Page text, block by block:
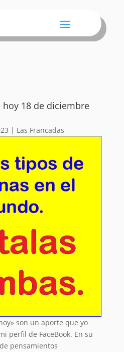
18 de diciembre
| Las Francadas
son un aporte que yo
perfil de FaceBook. En su
pensamientos